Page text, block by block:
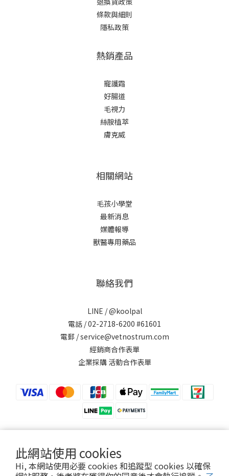
此網站使用 cookies
Hi, 本網站使用必要 cookies 和追蹤型 cookies 以確保
條款與細則
隱私政策
熱銷產品
寵護霜
好腸道
毛視力
絲胺植萃
膚克威
相關網站
毛孩小學堂
最新消息
媒體報導
獸醫專用藥品
聯絡我們
LINE /@koolpal
電話 / 02-2718-6200 #61601
電郵 / service@vetnostrum.com
經銷商合作表單
企業採購 活動合作表單
提醒您，可沛寵藥 Koolpal 不會以電話或簡訊方式通知變更付款方式。